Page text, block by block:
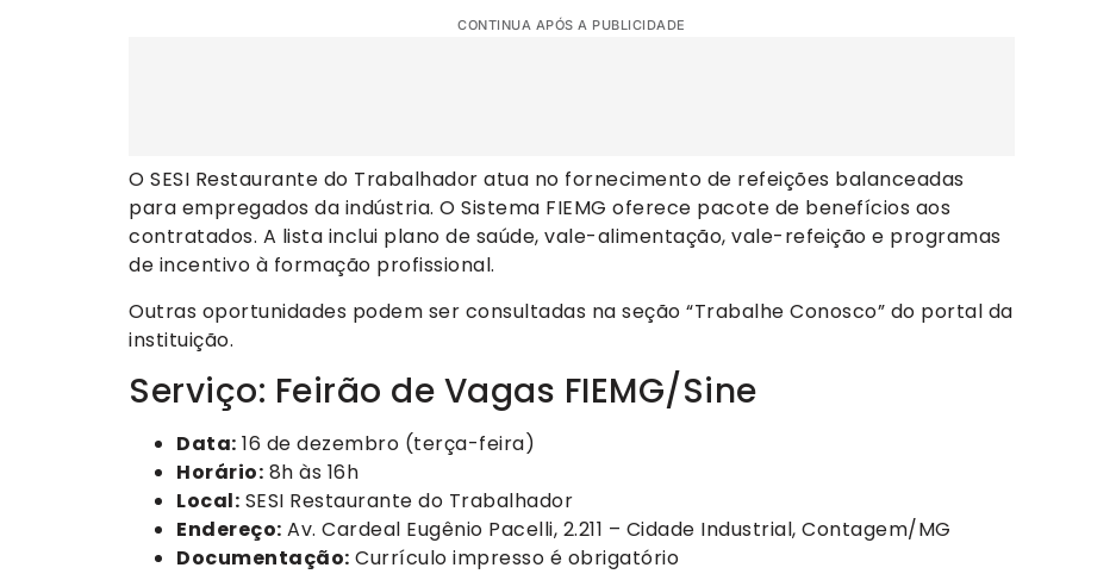
CONTINUA APÓS A PUBLICIDADE
O SESI Restaurante do Trabalhador atua no fornecimento de refeições balanceadas
para empregados da indústria. O Sistema FIEMG oferece pacote de benefícios aos
contratados. A lista inclui plano de saúde, vale-alimentação, vale-refeição e programas
de incentivo à formação profissional.
Outras oportunidades podem ser consultadas na seção “Trabalhe Conosco” do portal da
instituição.
Serviço: Feirão de Vagas FIEMG/Sine
Data: 16 de dezembro (terça-feira)
Horário: 8h às 16h
Local: SESI Restaurante do Trabalhador
Endereço: Av. Cardeal Eugênio Pacelli, 2.211 – Cidade Industrial, Contagem/MG
Documentação: Currículo impresso é obrigatório